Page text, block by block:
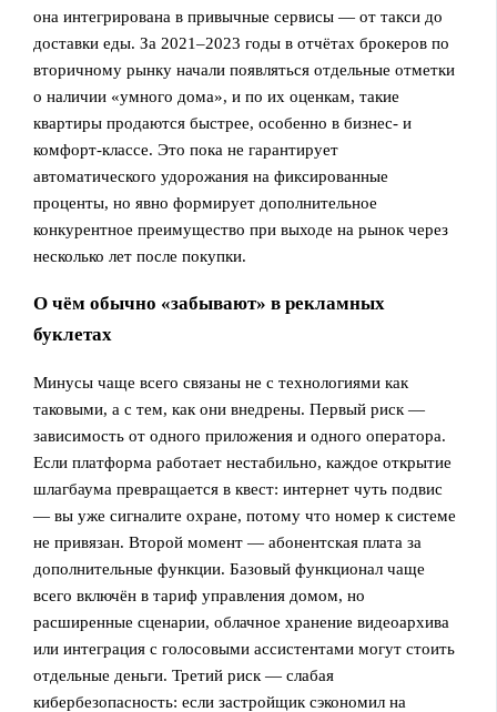
она интегрирована в привычные сервисы — от такси до
доставки еды. За 2021–2023 годы в отчётах брокеров по
вторичному рынку начали появляться отдельные отметки
о наличии «умного дома», и по их оценкам, такие
квартиры продаются быстрее, особенно в бизнес‑ и
комфорт‑классе. Это пока не гарантирует
автоматического удорожания на фиксированные
проценты, но явно формирует дополнительное
конкурентное преимущество при выходе на рынок через
несколько лет после покупки.
О чём обычно «забывают» в рекламных
буклетах
Минусы чаще всего связаны не с технологиями как
таковыми, а с тем, как они внедрены. Первый риск —
зависимость от одного приложения и одного оператора.
Если платформа работает нестабильно, каждое открытие
шлагбаума превращается в квест: интернет чуть подвис
— вы уже сигналите охране, потому что номер к системе
не привязан. Второй момент — абонентская плата за
дополнительные функции. Базовый функционал чаще
всего включён в тариф управления домом, но
расширенные сценарии, облачное хранение видеоархива
или интеграция с голосовыми ассистентами могут стоить
отдельные деньги. Третий риск — слабая
кибербезопасность: если застройщик сэкономил на